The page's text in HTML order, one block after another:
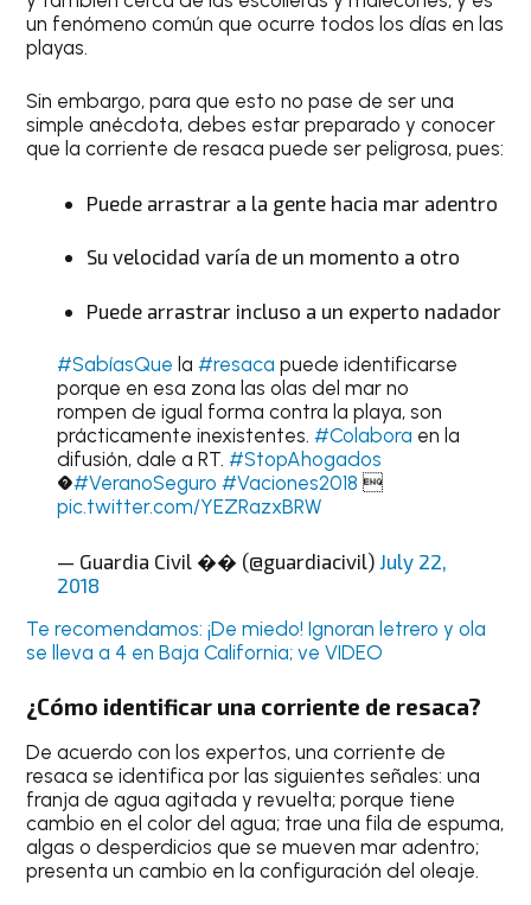
un fenómeno común que ocurre todos los días en las
playas.
Sin embargo, para que esto no pase de ser una
simple anécdota, debes estar preparado y conocer
que la corriente de resaca puede ser peligrosa, pues:
Puede arrastrar a la gente hacia mar adentro
Su velocidad varía de un momento a otro
Puede arrastrar incluso a un experto nadador
#SabíasQue la #resaca puede identificarse
porque en esa zona las olas del mar no
rompen de igual forma contra la playa, son
prácticamente inexistentes. #Colabora en la
difusión, dale a RT. #StopAhogados
�#VeranoSeguro #Vaciones2018 
pic.twitter.com/YEZRazxBRW
— Guardia Civil �� (@guardiacivil) July 22,
2018
Te recomendamos: ¡De miedo! Ignoran letrero y ola
se lleva a 4 en Baja California; ve VIDEO
¿Cómo identificar una corriente de resaca?
De acuerdo con los expertos, una corriente de
resaca se identifica por las siguientes señales: una
franja de agua agitada y revuelta; porque tiene
cambio en el color del agua; trae una fila de espuma,
algas o desperdicios que se mueven mar adentro;
presenta un cambio en la configuración del oleaje.